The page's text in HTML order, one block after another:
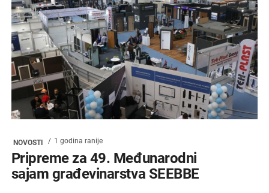
NOVOSTI 1 godina ranije
Pripreme za 49. Međunarodni
sajam građevinarstva SEEBBE